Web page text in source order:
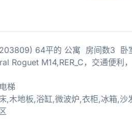
203809) 64平的 公寓 房间数3 卧
Roguet M14,RER_C，交通便
梯
,木地板,浴缸,微波炉,衣柜,冰箱,